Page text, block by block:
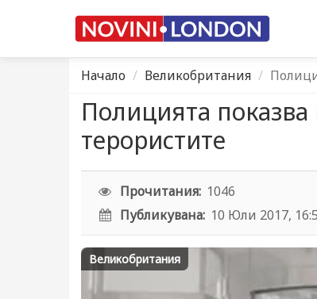
Начало Великобритания
Полицията
терористите
Прочитания: 1046
Публикувана: 10 Юли 2017,
Великобритания